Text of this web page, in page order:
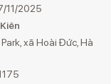
11/2025
xã Hoài Đức, Hà